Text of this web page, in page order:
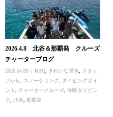
2026.4.8 北谷＆那覇発 クルーズ
チャーターブログ
2026.04.09 BBQ, きれいな景色, スタッ
フから, スノーケリング, ダイビングポイ
ント,チャータークルーズ,体験ダイビン
グ,北谷,那覇発